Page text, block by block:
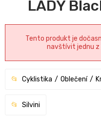
LADY
Tento produkt je
navštívit jednu z
Cyklistika Oblečení
Silvini